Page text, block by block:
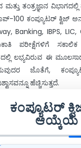
ಮತ್ತು ತಂತ್ರಜ್ಞಾನ
100 ಕಂಪ್ಯೂಟರ್ ಕ್ವಿಜ್
Banking, IBPS,
ಪರೀಕ್ಷೆಗಳಿಗೆ
ಲಭ್ಯವಿರುವ ಈ
ಜೊತೆಗೆ,
ಹೆಚ್ಚಿಸುತ್ತದೆ.
ಕಂಪ್ಯೂಟರ್
ಆಯ್ಕೆಯ